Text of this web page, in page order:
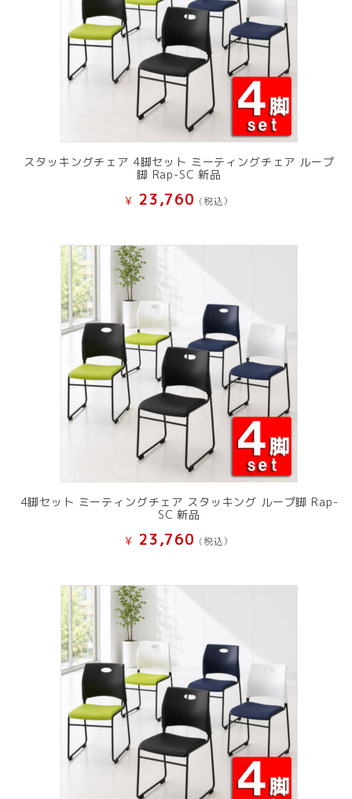
スタッキングチェア 4脚セット ミーティングチェア ループ
脚 Rap-SC 新品
¥ 23,760 (税込）
4脚セット ミーティングチェア スタッキング ループ脚 Rap-
SC 新品
¥ 23,760 (税込）